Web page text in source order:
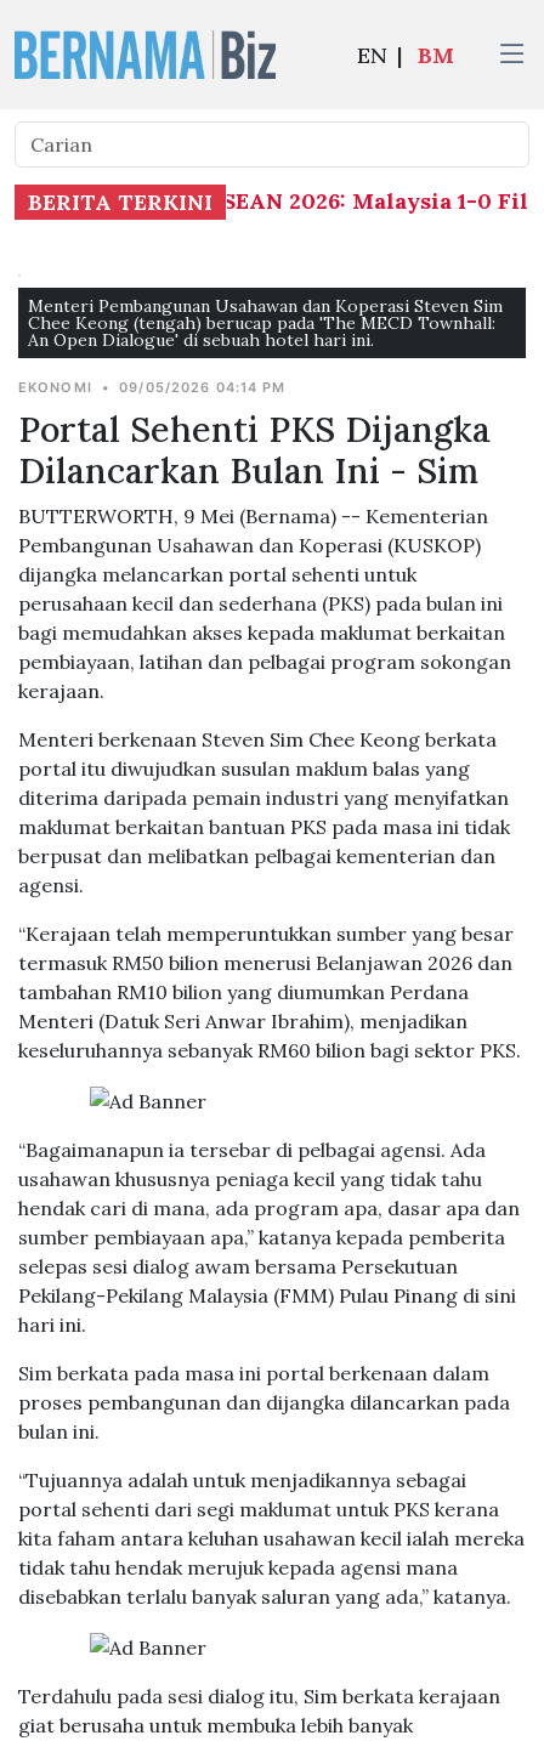
EN | BM
BERITA TERKINIPiala ASEAN 2026: Malaysia 1-0
Menteri Pembangunan Usahawan dan Koperasi Steven Sim
Chee Keong (tengah) berucap pada 'The MECD Townhall:
An Open Dialogue' di sebuah hotel hari ini.
EKONOMI • 09/05/2026 04:14 PM
Portal Sehenti PKS Dijangka
Dilancarkan Bulan Ini - Sim
BUTTERWORTH, 9 Mei (Bernama) -- Kementerian
Pembangunan Usahawan dan Koperasi (KUSKOP)
dijangka melancarkan portal sehenti untuk
perusahaan kecil dan sederhana (PKS) pada bulan ini
bagi memudahkan akses kepada maklumat berkaitan
pembiayaan, latihan dan pelbagai program sokongan
kerajaan.
Menteri berkenaan Steven Sim Chee Keong berkata
portal itu diwujudkan susulan maklum balas yang
diterima daripada pemain industri yang menyifatkan
maklumat berkaitan bantuan PKS pada masa ini tidak
berpusat dan melibatkan pelbagai kementerian dan
agensi.
“Kerajaan telah memperuntukkan sumber yang besar
termasuk RM50 bilion menerusi Belanjawan 2026 dan
tambahan RM10 bilion yang diumumkan Perdana
Menteri (Datuk Seri Anwar Ibrahim), menjadikan
keseluruhannya sebanyak RM60 bilion bagi sektor PKS.
“Bagaimanapun ia tersebar di pelbagai agensi. Ada
usahawan khususnya peniaga kecil yang tidak tahu
hendak cari di mana, ada program apa, dasar apa dan
sumber pembiayaan apa,” katanya kepada pemberita
selepas sesi dialog awam bersama Persekutuan
Pekilang-Pekilang Malaysia (FMM) Pulau Pinang di sini
hari ini.
Sim berkata pada masa ini portal berkenaan dalam
proses pembangunan dan dijangka dilancarkan pada
bulan ini.
“Tujuannya adalah untuk menjadikannya sebagai
portal sehenti dari segi maklumat untuk PKS kerana
kita faham antara keluhan usahawan kecil ialah mereka
tidak tahu hendak merujuk kepada agensi mana
disebabkan terlalu banyak saluran yang ada,” katanya.
Terdahulu pada sesi dialog itu, Sim berkata kerajaan
giat berusaha untuk membuka lebih banyak